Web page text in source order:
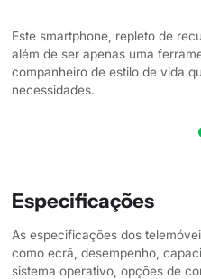
Este smartphone, repleto de
além de ser apenas uma
companheiro de estilo de vida
necessidades.
Especificações
As especificações dos
como ecrã, desempenho,
sistema operativo, opções de